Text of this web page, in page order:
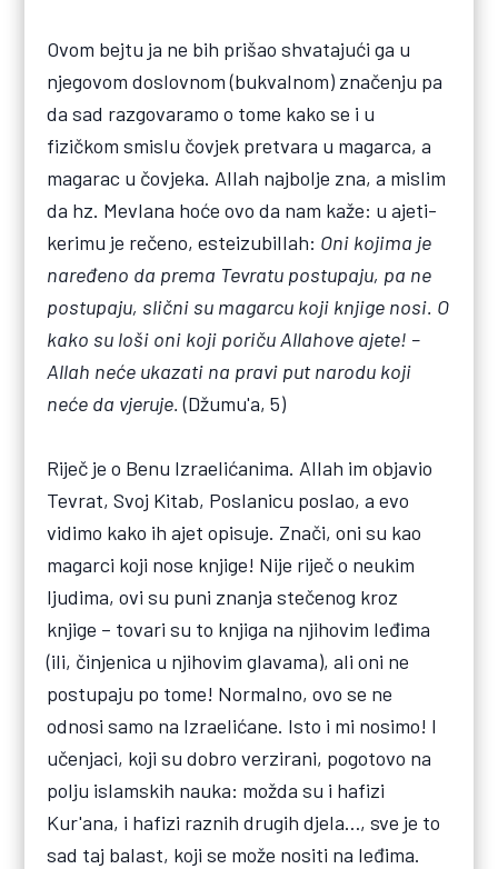
Ovom bejtu ja ne bih prišao shvatajući ga u
njegovom doslovnom (bukvalnom) značenju pa
da sad razgovaramo o tome kako se i u
fizičkom smislu čovjek pretvara u magarca, a
magarac u čovjeka. Allah najbolje zna, a mislim
da hz. Mevlana hoće ovo da nam kaže: u ajeti-
kerimu je rečeno, esteizubillah: Oni kojima je
naređeno da prema Tevratu postupaju, pa ne
postupaju, slični su magarcu koji knjige nosi. O
kako su loši oni koji poriču Allahove ajete! –
Allah neće ukazati na pravi put narodu koji
neće da vjeruje. (Džumu'a, 5)
Riječ je o Benu Izraelićanima. Allah im objavio
Tevrat, Svoj Kitab, Poslanicu poslao, a evo
vidimo kako ih ajet opisuje. Znači, oni su kao
magarci koji nose knjige! Nije riječ o neukim
ljudima, ovi su puni znanja stečenog kroz
knjige – tovari su to knjiga na njihovim leđima
(ili, činjenica u njihovim glavama), ali oni ne
postupaju po tome! Normalno, ovo se ne
odnosi samo na Izraelićane. Isto i mi nosimo! I
učenjaci, koji su dobro verzirani, pogotovo na
polju islamskih nauka: možda su i hafizi
Kur'ana, i hafizi raznih drugih djela…, sve je to
sad taj balast, koji se može nositi na leđima.